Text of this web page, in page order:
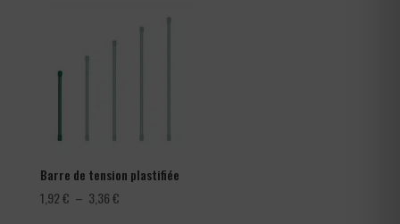
Barre de tension plastifiée
1,92€ – 3,36€Plage